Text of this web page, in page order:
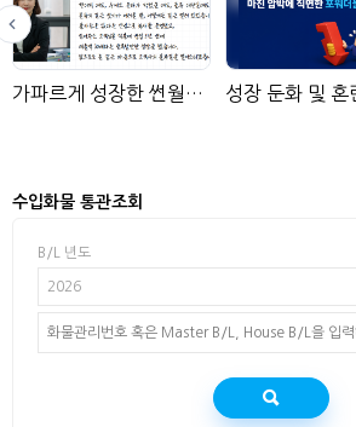
가파르게 성장한 썬월드해운항공
수입화물 통관조회
B/L 년도
2026